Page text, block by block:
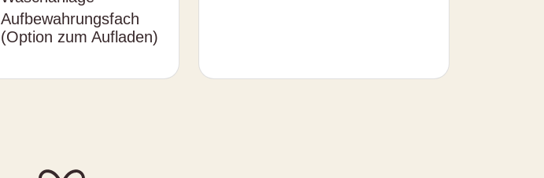
Aufbewahrungsfach
(Option zum Aufladen)